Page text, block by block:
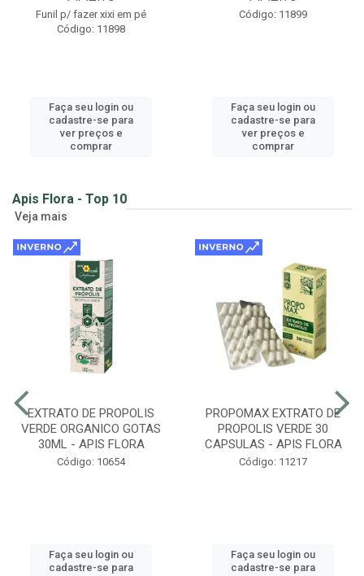
Funil p/ fazer xixi em pé
Código: 11898
Faça seu login ou
cadastre-se para
ver preços e
comprar
Código: 11899
Faça seu login ou
cadastre-se para
ver preços e
comprar
Apis Flora - Top 10
Veja mais
EXTRATO DE PROPOLIS
VERDE ORGANICO GOTAS
30ML - APIS FLORA
Código: 10654
Faça seu login ou
cadastre-se para
PROPOMAX EXTRATO DE
PROPOLIS VERDE 30
CAPSULAS - APIS FLORA
Código: 11217
Faça seu login ou
cadastre-se para